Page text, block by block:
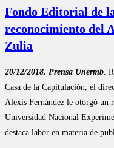
Fondo Editorial de
reconocimiento del
Zulia
20/12/2018. Prensa Unermb .
Casa de la Capitulación, el
Alexis Fernández le otorgó un
Universidad Nacional
destaca labor en materia de